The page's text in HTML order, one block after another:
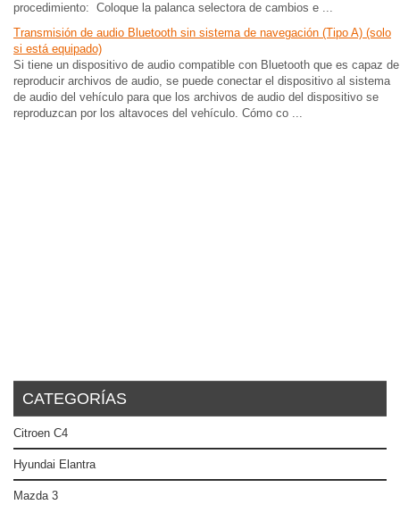
procedimiento: Coloque la palanca selectora de cambios e ...
Transmisión de audio Bluetooth sin sistema de navegación (Tipo A) (solo
si está equipado)
Si tiene un dispositivo de audio compatible con Bluetooth que es capaz de
reproducir archivos de audio, se puede conectar el dispositivo al sistema
de audio del vehículo para que los archivos de audio del dispositivo se
reproduzcan por los altavoces del vehículo. Cómo co ...
CATEGORÍAS
Citroen C4
Hyundai Elantra
Mazda 3